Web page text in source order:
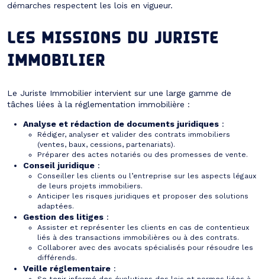
démarches respectent les lois en vigueur.
LES MISSIONS DU JURISTE
IMMOBILIER
Le Juriste Immobilier intervient sur une large gamme de
tâches liées à la réglementation immobilière :
Analyse et rédaction de documents juridiques :
Rédiger, analyser et valider des contrats immobiliers
(ventes, baux, cessions, partenariats).
Préparer des actes notariés ou des promesses de vente.
Conseil juridique :
Conseiller les clients ou l’entreprise sur les aspects légaux
de leurs projets immobiliers.
Anticiper les risques juridiques et proposer des solutions
adaptées.
Gestion des litiges :
Assister et représenter les clients en cas de contentieux
liés à des transactions immobilières ou à des contrats.
Collaborer avec des avocats spécialisés pour résoudre les
différends.
Veille réglementaire :